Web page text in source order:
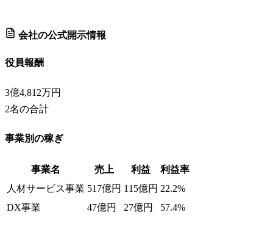
会社の公式開示情報
役員報酬
3億4,812万円
2名の合計
事業別の稼ぎ
事業名 売上 利益
利益率
人材サービス事業 517億円 115億円 22.2%
DX事業
47億円 27億円 57.4%